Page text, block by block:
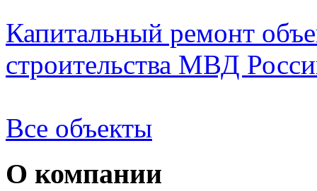
Капитальный ремонт
строительства МВД
Все объекты
О компании